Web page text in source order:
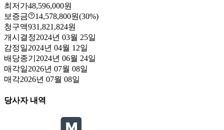
최저가48,596,000원
보증금
14,578,800원(30%)
청구액931,821,824원
개시결정2024년 03월 25일
감정일2024년 04월 12일
배당종기 2024년 06월 24일
매각일2026년 07월 08일
매각2026년 07월 08일
당사자 내역